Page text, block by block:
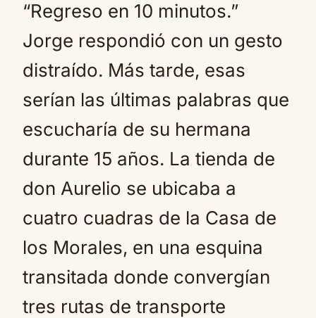
“Regreso en 10 minutos.”
Jorge respondió con un gesto
distraído. Más tarde, esas
serían las últimas palabras que
escucharía de su hermana
durante 15 años. La tienda de
don Aurelio se ubicaba a
cuatro cuadras de la Casa de
los Morales, en una esquina
transitada donde convergían
tres rutas de transporte